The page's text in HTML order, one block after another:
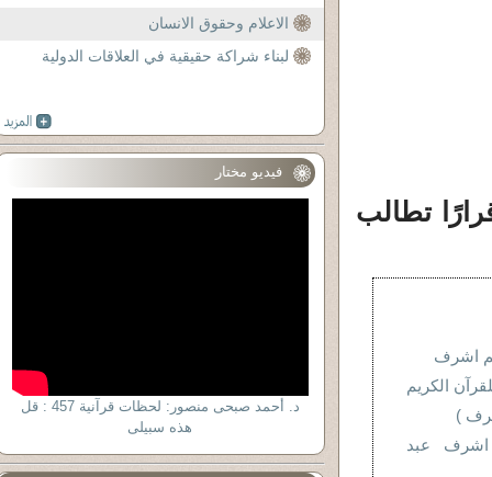
تطالب
اشرف
الكريم
)
عبد
الاعلام وحقوق الانسان
لبناء شراكة حقيقية في العلاقات الدولية
فيديو مختار
د. أحمد صبحى منصور: لحظات قرآنية 457 : قل
هذه سبيلى